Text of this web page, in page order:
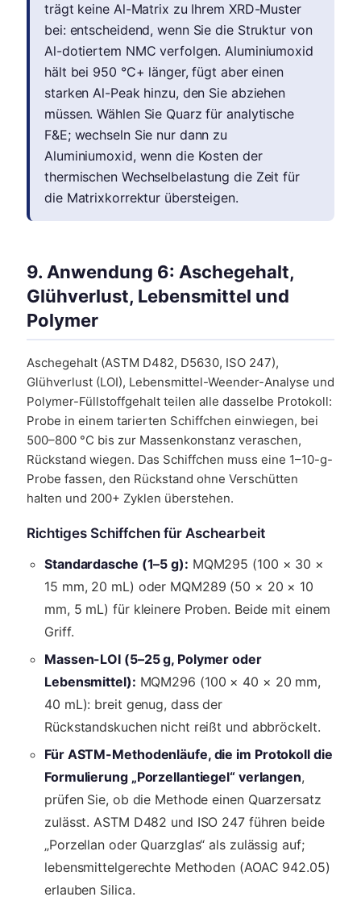
trägt keine Al-Matrix zu Ihrem XRD-Muster
bei: entscheidend, wenn Sie die Struktur von
Al-dotiertem NMC verfolgen. Aluminiumoxid
hält bei 950 °C+ länger, fügt aber einen
starken Al-Peak hinzu, den Sie abziehen
müssen. Wählen Sie Quarz für analytische
F&E; wechseln Sie nur dann zu
Aluminiumoxid, wenn die Kosten der
thermischen Wechselbelastung die Zeit für
die Matrixkorrektur übersteigen.
9. Anwendung 6: Aschegehalt,
Glühverlust, Lebensmittel und
Polymer
Aschegehalt (ASTM D482, D5630, ISO 247),
Glühverlust (LOI), Lebensmittel-Weender-Analyse und
Polymer-Füllstoffgehalt teilen alle dasselbe Protokoll:
Probe in einem tarierten Schiffchen einwiegen, bei
500–800 °C bis zur Massenkonstanz veraschen,
Rückstand wiegen. Das Schiffchen muss eine 1–10-g-
Probe fassen, den Rückstand ohne Verschütten
halten und 200+ Zyklen überstehen.
Richtiges Schiffchen für Aschearbeit
Standardasche (1–5 g): MQM295 (100 × 30 ×
15 mm, 20 mL) oder MQM289 (50 × 20 × 10
mm, 5 mL) für kleinere Proben. Beide mit einem
Griff.
Massen-LOI (5–25 g, Polymer oder
Lebensmittel): MQM296 (100 × 40 × 20 mm,
40 mL): breit genug, dass der
Rückstandskuchen nicht reißt und abbröckelt.
Für ASTM-Methodenläufe, die im Protokoll die
Formulierung „Porzellantiegel“ verlangen,
prüfen Sie, ob die Methode einen Quarzersatz
zulässt. ASTM D482 und ISO 247 führen beide
„Porzellan oder Quarzglas“ als zulässig auf;
lebensmittelgerechte Methoden (AOAC 942.05)
erlauben Silica.